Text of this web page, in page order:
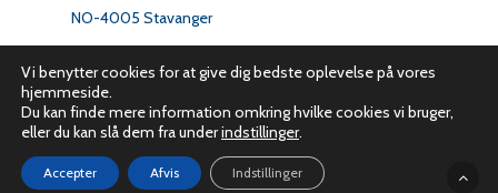
NO-4005 Stavanger
+ 47 33 04 02 50
info@hipaq.no
Vi benytter cookies for at give dig bedste oplevelse på vores
hjemmeside.
Du kan finde mere information omkring hvilke cookies vi bruger,
eller du kan slå dem fra underindstillinger.
Accepter Afvis Indstillinger